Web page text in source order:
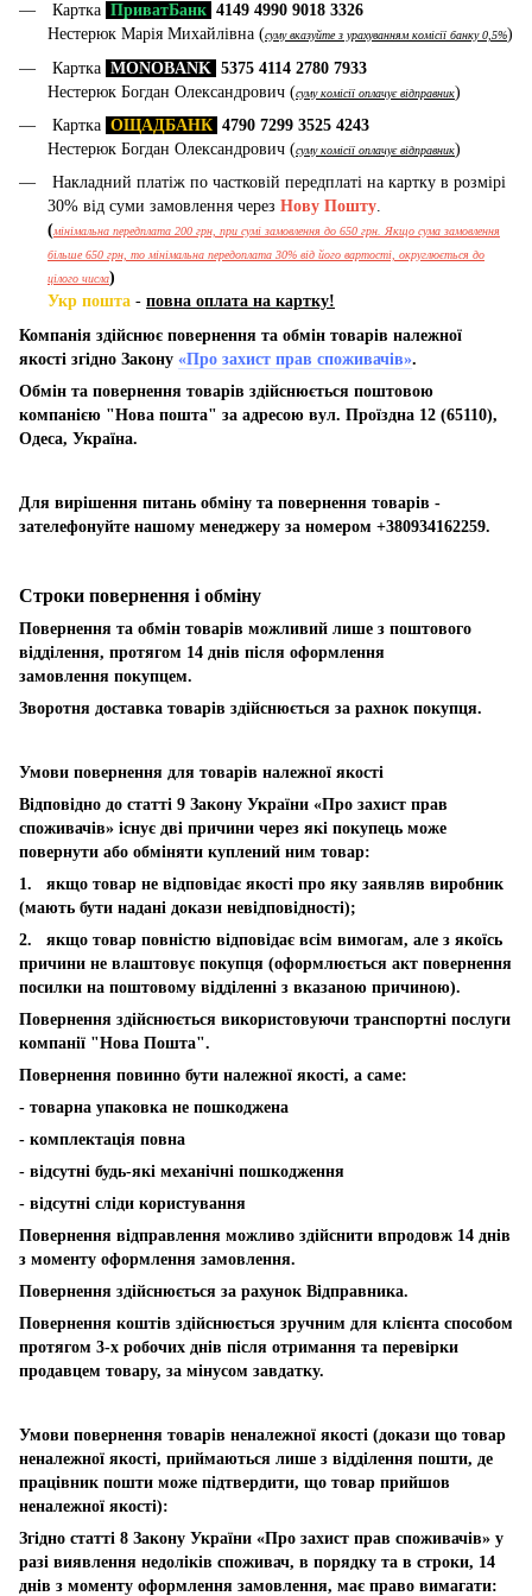
Картка ПриватБанк 4149 4990 9018 3326
Нестерюк Марія Михайлівна (суму вказуйте з урахуванням комісії банку 0,5%)
Картка MONOBANK 5375 4114 2780 7933
Нестерюк Богдан Олександрович (суму комісії оплачує відправник)
Картка ОЩАДБАНК 4790 7299 3525 4243
Нестерюк Богдан Олександрович (суму комісії оплачує відправник)
Накладний платіж по частковій передплаті на картку в розмірі
30% від суми замовлення через Нову Пошту.
(мінімальна передплата 200 грн, при сумі замовлення до 650 грн. Якщо сума замовлення
більше 650 грн, то мінімальна передоплата 30% від його вартості, округлюється до
цілого числа)
Укр пошта - повна оплата на картку!
Компанія здійснює повернення та обмін товарів належної
якості згідно Закону «Про захист прав споживачів».
Обмін та повернення товарів здійснюється поштовою
компанією "Нова пошта" за адресою вул. Проїздна 12 (65110),
Одеса, Україна.
Для вирішення питань обміну та повернення товарів -
зателефонуйте нашому менеджеру за номером +380934162259.
Строки повернення і обміну
Повернення та обмін товарів можливий лише з поштового
відділення, протягом 14 днів після оформлення
замовлення покупцем.
Зворотня доставка товарів здійснюється за рахнок покупця.
Умови повернення для товарів належної якості
Відповідно до статті 9 Закону України «Про захист прав
споживачів» існує дві причини через які покупець може
повернути або обміняти куплений ним товар:
1. якщо товар не відповідає якості про яку заявляв виробник
(мають бути надані докази невідповідності);
2. якщо товар повністю відповідає всім вимогам, але з якоїсь
причини не влаштовує покупця (оформлюється акт повернення
посилки на поштовому відділенні з вказаною причиною).
Повернення здійснюється використовуючи транспортні послуги
компанії "Нова Пошта".
Повернення повинно бути належної якості, а саме:
- товарна упаковка не пошкоджена
- комплектація повна
- відсутні будь-які механічні пошкодження
- відсутні сліди користування
Повернення відправлення можливо здійснити впродовж 14 днів
з моменту оформлення замовлення.
Повернення здійснюється за рахунок Відправника.
Повернення коштів здійснюється зручним для клієнта способом
протягом 3-х робочих днів після отримання та перевірки
продавцем товару, за мінусом завдатку.
Умови повернення товарів неналежної якості (докази що товар
неналежної якості, приймаються лише з відділення пошти, де
працівник пошти може підтвердити, що товар прийшов
неналежної якості):
Згідно статті 8 Закону України «Про захист прав споживачів» у
разі виявлення недоліків споживач, в порядку та в строки, 14
днів з моменту оформлення замовлення, має право вимагати: